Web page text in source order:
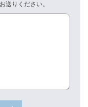
送りください。